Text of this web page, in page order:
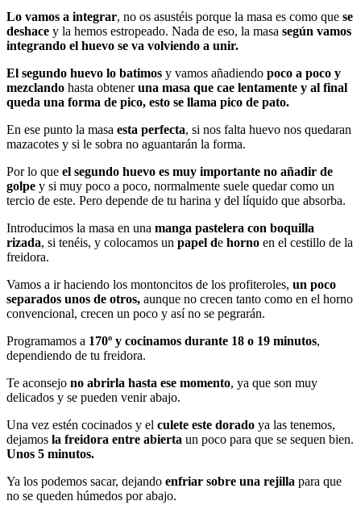
Lo vamos a integrar, no os asustéis porque la masa es como que se
deshace y la hemos estropeado. Nada de eso, la masa según vamos
integrando el huevo se va volviendo a unir.
El segundo huevo lo batimos y vamos añadiendo poco a poco y
mezclando hasta obteneruna masa que cae lentamente y al final
queda una forma de pico, esto se llama pico de pato.
En ese punto la masa esta perfecta, si nos falta huevo nos quedaran
mazacotes y si le sobra no aguantarán la forma.
Por lo que el segundo huevo es muy importante no añadir de
golpe y si muy poco a poco, normalmente suele quedar como un
tercio de este. Pero depende de tu harina y del líquido que absorba.
Introducimos la masa en una manga pastelera con boquilla
rizada, si tenéis, y colocamos un papel de horno en el cestillo de la
freidora.
Vamos a ir haciendo los montoncitos de los profiteroles, un poco
separados unos de otros, aunque no crecen tanto como en el horno
convencional, crecen un poco y así no se pegrarán.
Programamos a 170º y cocinamos durante 18 o 19 minutos,
dependiendo de tu freidora.
Te aconsejo no abrirla hasta ese momento, ya que son muy
delicados y se pueden venir abajo.
Una vez estén cocinados y el culete este dorado ya las tenemos,
dejamos la freidora entre abierta un poco para que se sequen bien.
Unos 5 minutos.
Ya los podemos sacar, dejando enfriar sobre una rejilla para que
no se queden húmedos por abajo.